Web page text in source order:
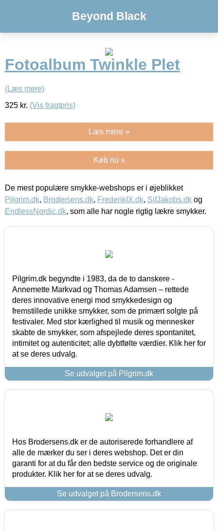
Beyond Black
Fotoalbum Twinkle Plet
(Læs mere)
325 kr. (Vis fragtpris)
Læs mere »
Køb nu »
De mest populære smykke-webshops er i øjeblikket
Pilgrim.dk, Brodersens.dk, FrederikIX.dk, SifJakobs.dk og
EndlessNordic.dk, som alle har nogle rigtig lækre smykker.
Pilgrim.dk begyndte i 1983, da de to danskere -
Annemette Markvad og Thomas Adamsen – rettede
deres innovative energi mod smykkedesign og
fremstillede unikke smykker, som de primært solgte på
festivaler. Med stor kærlighed til musik og mennesker
skabte de smykker, som afspejlede deres spontanitet,
intimitet og autenticitet; alle dybtfølte værdier. Klik her for
at se deres udvalg.
Se udvalget på Pilgrim.dk
Hos Brodersens.dk er de autoriserede forhandlere af
alle de mærker du ser i deres webshop. Det er din
garanti for at du får den bedste service og de originale
produkter. Klik her for at se deres udvalg.
Se udvalget på Brodersens.dk